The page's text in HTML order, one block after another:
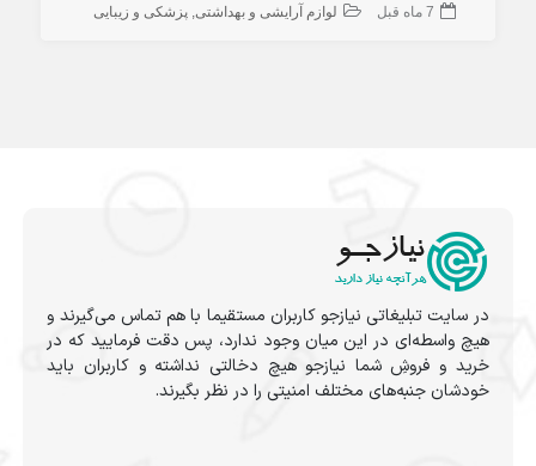
7 ماه قبل لوازم آرایشی و بهداشتی پزشکی و زیبایی
در سایت تبلیغاتی نیازجو کاربران مستقیما با هم تماس می‌گیرند و
هیچ واسطه‌ای در این میان وجود ندارد، پس دقت فرمایید که در
خرید و فروشِ شما نیازجو هیچ دخالتی نداشته و کاربران باید
خودشان جنبه‌های مختلف امنیتی را در نظر بگیرند.